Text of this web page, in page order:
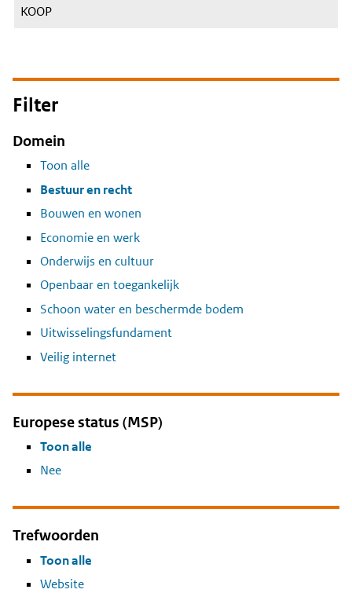
KOOP
Filter
Domein
Toon alle
Bestuur en recht
Bouwen en wonen
Economie en werk
Onderwijs en cultuur
Openbaar en toegankelijk
Schoon water en beschermde bodem
Uitwisselingsfundament
Veilig internet
Europese status (MSP)
Toon alle
Nee
Trefwoorden
Toon alle
Website